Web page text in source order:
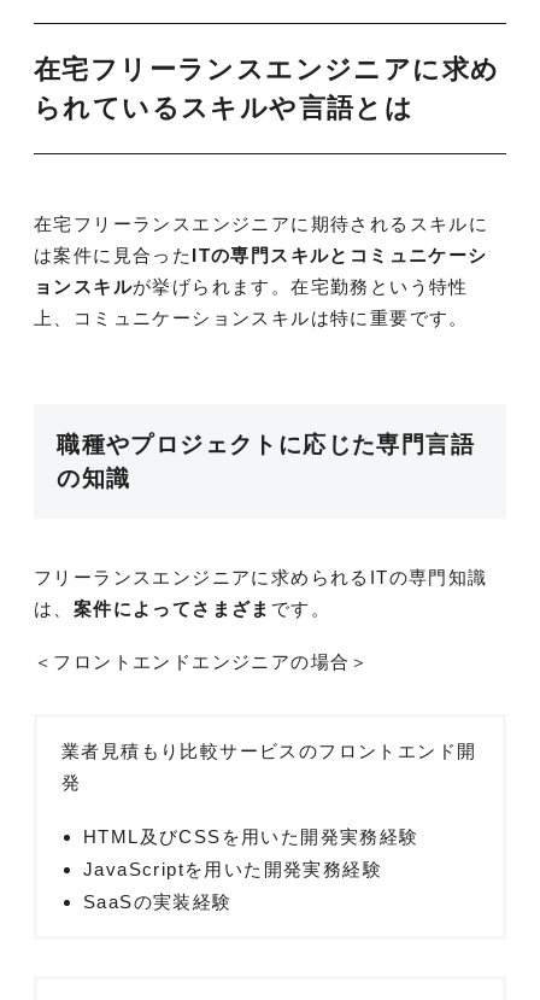
在宅フリーランスエンジニアに求め
られているスキルや言語とは
在宅フリーランスエンジニアに期待されるスキルに
は案件に見合った ITの専門スキルとコミュニケーシ
ョンスキルが挙げられます。在宅勤務という特性
上、コミュニケーションスキルは特に重要です。
職種やプロジェクトに応じた専門言語
の知識
フリーランスエンジニアに求められるITの専門知識
は、 案件によってさまざま です。
＜フロントエンドエンジニアの場合＞
業者見積もり比較サービスのフロントエンド開
発
HTML及びCSSを用いた開発実務経験
JavaScriptを用いた開発実務経験
SaaSの実装経験